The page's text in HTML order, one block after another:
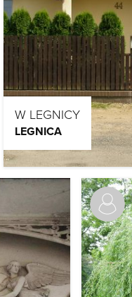
W LEGNICY
LEGNICA